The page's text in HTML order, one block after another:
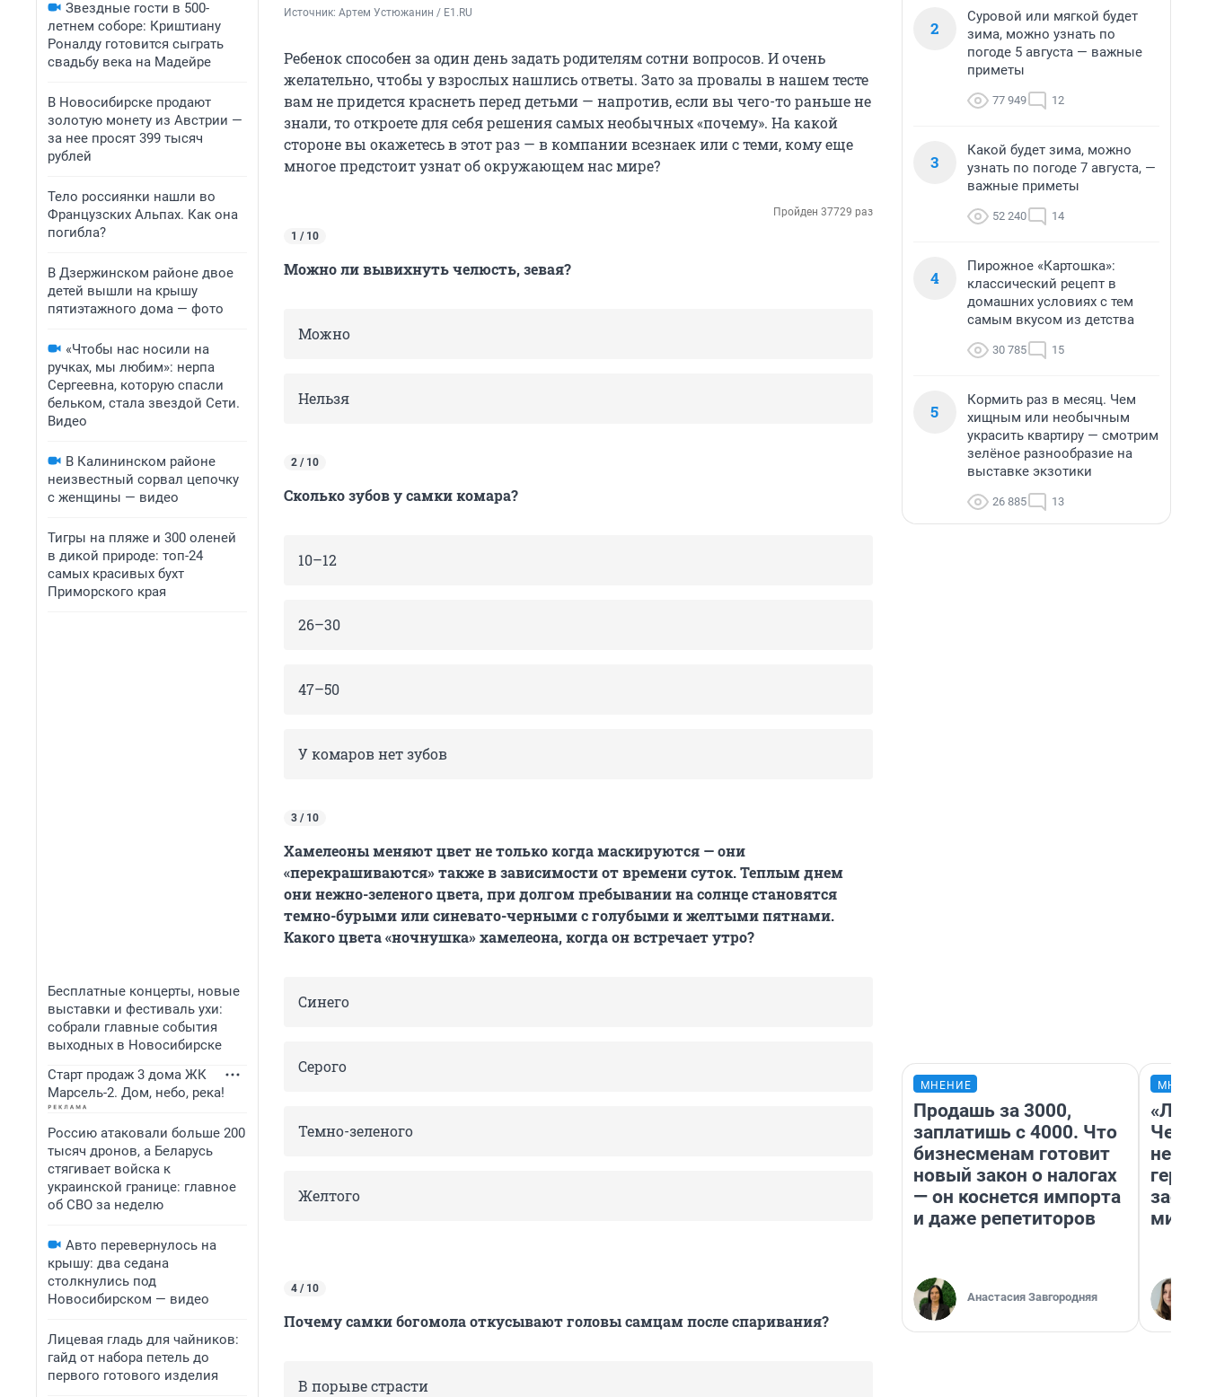
Звездные гости в 500-
летнем соборе: Криштиану
Роналду готовится сыграть
свадьбу века на Мадейре
В Новосибирске продают
золотую монету из Австрии —
за нее просят 399 тысяч
рублей
Тело россиянки нашли во
Французских Альпах. Как она
погибла?
В Дзержинском районе двое
детей вышли на крышу
пятиэтажного дома — фото
«Чтобы нас носили на
ручках, мы любим»: нерпа
Сергеевна, которую спасли
бельком, стала звездой Сети.
Видео
В Калининском районе
неизвестный сорвал цепочку
с женщины — видео
Тигры на пляже и 300 оленей
в дикой природе: топ-24
самых красивых бухт
Приморского края
Бесплатные концерты, новые
выставки и фестиваль ухи:
собрали главные события
выходных в Новосибирске
Старт продаж 3 дома ЖК
Марсель-2. Дом, небо, река!
Россию атаковали больше 200
тысяч дронов, а Беларусь
стягивает войска к
украинской границе: главное
об СВО за неделю
Авто перевернулось на
крышу: два седана
столкнулись под
Новосибирском — видео
Лицевая гладь для чайников:
гайд от набора петель до
первого готового изделия
Источник: Артем Устюжанин / E1.RU
Ребенок способен за один день задать родителям сотни вопросов. И очень
желательно, чтобы у взрослых нашлись ответы. Зато за провалы в нашем тесте
вам не придется краснеть перед детьми — напротив, если вы чего-то раньше не
знали, то откроете для себя решения самых необычных «почему». На какой
стороне вы окажетесь в этот раз — в компании всезнаек или с теми, кому еще
многое предстоит узнат об окружающем нас мире?
Пройден 37729 раз
1 / 10
Можно ли вывихнуть челюсть, зевая?
Можно
Нельзя
2 / 10
Сколько зубов у самки комара?
10–12
26–30
47–50
У комаров нет зубов
3 / 10
Хамелеоны меняют цвет не только когда маскируются — они
«перекрашиваются» также в зависимости от времени суток. Теплым днем
они нежно-зеленого цвета, при долгом пребывании на солнце становятся
темно-бурыми или синевато-черными с голубыми и желтыми пятнами.
Какого цвета «ночнушка» хамелеона, когда он встречает утро?
Синего
Серого
Темно-зеленого
Желтого
4 / 10
Почему самки богомола откусывают головы самцам после спаривания?
В порыве страсти
2
Суровой или мягкой будет
зима, можно узнать по
погоде 5 августа — важные
приметы
77 949 12
3
Какой будет зима, можно
узнать по погоде 7 августа, —
важные приметы
52 240 14
4
Пирожное «Картошка»:
классический рецепт в
домашних условиях с тем
самым вкусом из детства
30 785 15
5
Кормить раз в месяц. Чем
хищным или необычным
украсить квартиру — смотрим
зелёное разнообразие на
выставке экзотики
26 885 13
МНЕНИЕ
Продашь за 3000,
заплатишь с 4000. Что
бизнесменам готовит
новый закон о налогах
— он коснется импорта
и даже репетиторов
Анастасия Завгородняя
Чем
герои